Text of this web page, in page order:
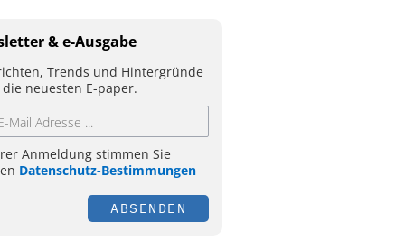
& e-Ausgabe
Trends und Hintergründe
neuesten E-paper.
Anmeldung stimmen Sie
Datenschutz-Bestimmungen
ABSENDEN